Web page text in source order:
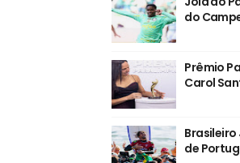
do
Prêmio
Carol
de